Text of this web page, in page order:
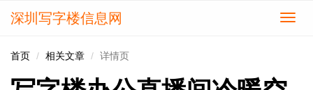
切
深圳写字楼信息网
首页 相关文章 详情页